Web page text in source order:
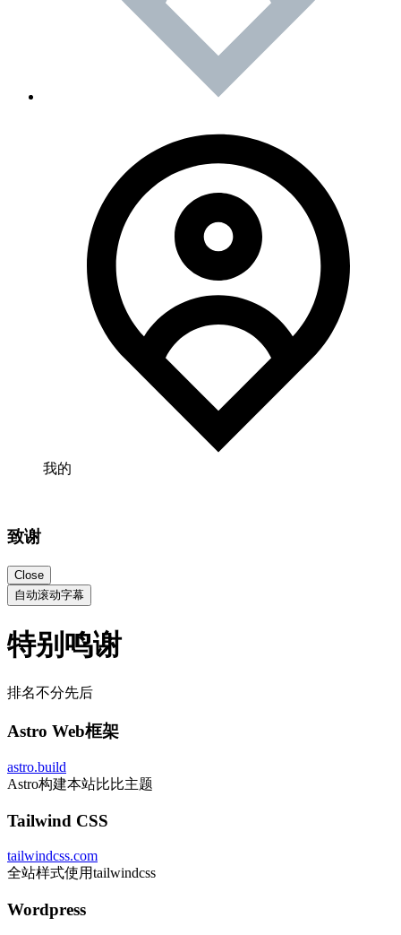
我的
致谢
Close
自动滚动字幕
特别鸣谢
排名不分先后
Astro Web框架
astro.build
Astro构建本站比比主题
Tailwind CSS
tailwindcss.com
全站样式使用tailwindcss
Wordpress